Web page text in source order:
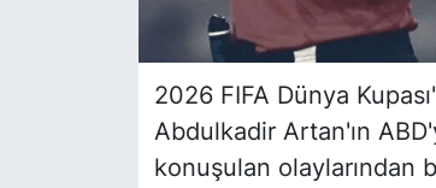
2026 FIFA Dünya
Abdulkadir Artan'ın
konuşulan olaylarından